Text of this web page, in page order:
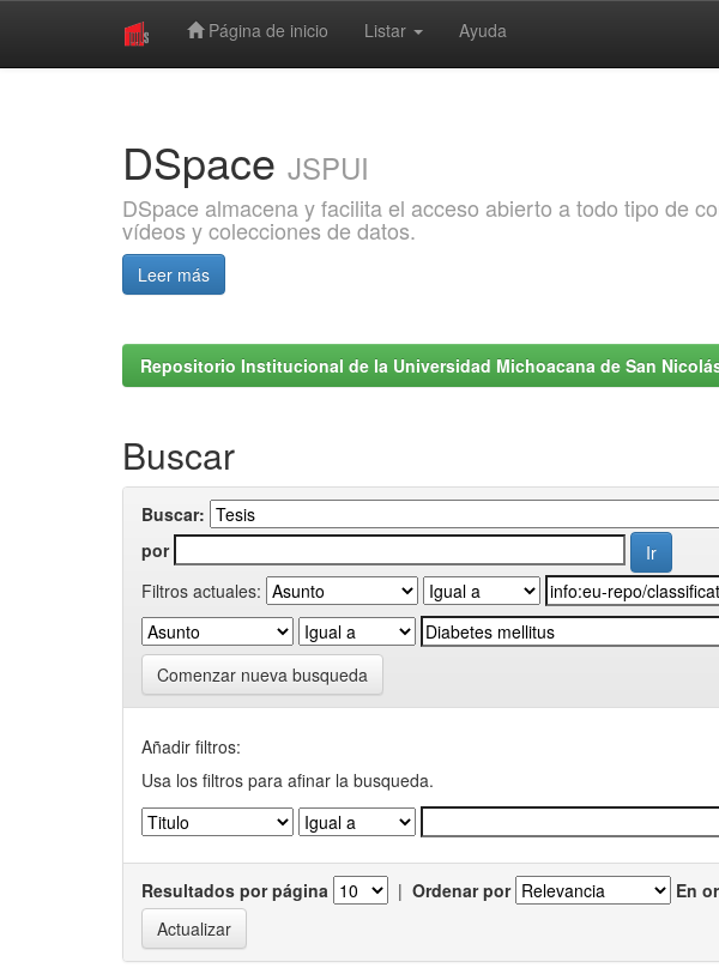
Página de inicio Listar Ayuda
DSpace JSPUI
DSpace almacena y facilita el acceso abierto a todo tipo de
vídeos y colecciones de datos.
Leer más
Repositorio Institucional de la Universidad Michoacana de San
Buscar
Buscar:
por
Filtros actuales:
Comenzar nueva busqueda
Añadir filtros:
Usa los filtros para afinar la busqueda.
Resultados por página | Ordenar por En